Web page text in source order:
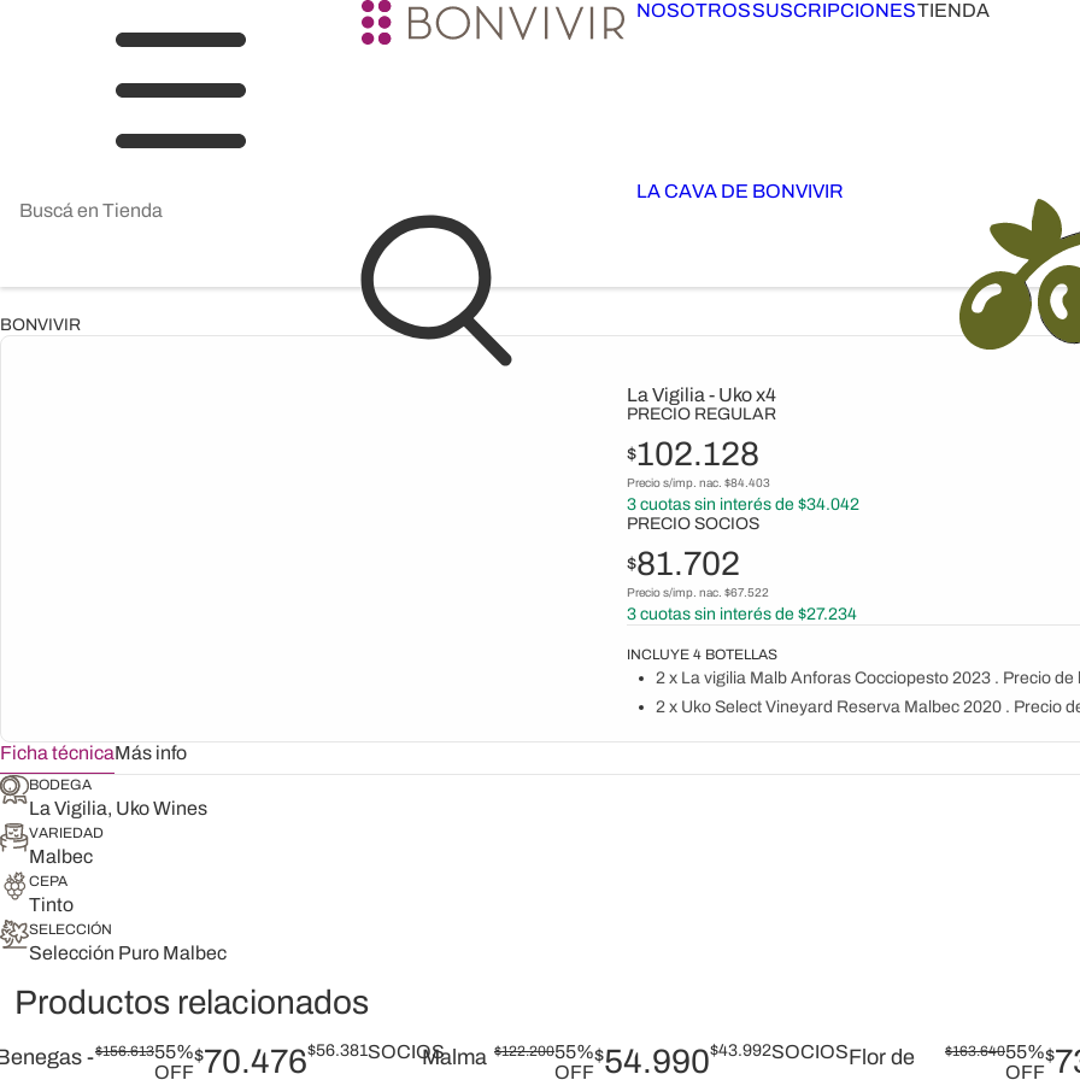
NOSOTROSSUSCRIPCIONESTIENDA
LA CAVA DE BONVIVIR
BONVIVIR
La Vigilia - Uko x4
PRECIO REGULAR
$102.128
Precio s/imp. nac. $84.403
3 cuotas sin interés de $34.042
PRECIO SOCIOS
$81.702
Precio s/imp. nac. $67.522
3 cuotas sin interés de $27.234
INCLUYE4 BOTELLAS
2 x La vigilia Malb Anforas Cocciopesto 2023 . Precio de
2 x Uko Select Vineyard Reserva Malbec 2020 . Precio
Ficha técnicaMás info
BODEGA
La Vigilia, Uko Wines
VARIEDAD
Malbec
CEPA
Tinto
SELECCIÓN
Selección Puro Malbec
Productos relacionados
-$156.61355%
OFF
$70.476$56.381SOCIOSMalma $122.20055%
OFF
$54.990$43.992SOCIOSFlor de
$163.64055%
OFF
$